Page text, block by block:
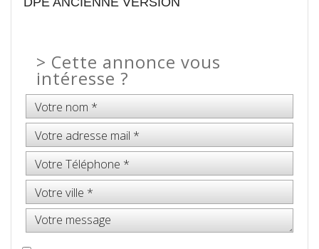
> Cette annonce vous
intéresse ?